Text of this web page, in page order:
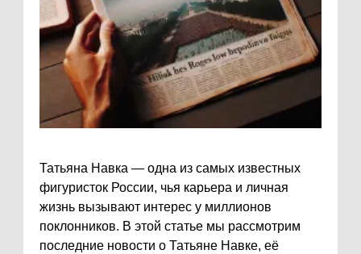
Татьяна Навка — одна из самых известных
фигуристок России, чья карьера и личная
жизнь вызывают интерес у миллионов
поклонников. В этой статье мы рассмотрим
последние новости о Татьяне Навке, её